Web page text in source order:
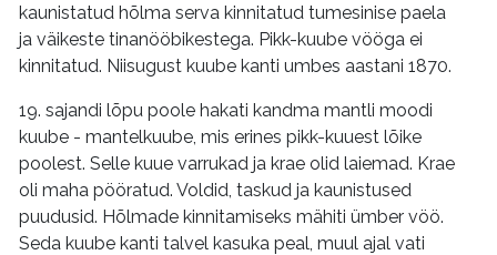
kaunistatud hõlma serva kinnitatud tumesinise paela
ja väikeste tinanööbikestega. Pikk-kuube vööga ei
kinnitatud. Niisugust kuube kanti umbes aastani 1870.
19. sajandi lõpu poole hakati kandma mantli moodi
kuube - mantelkuube, mis erines pikk-kuuest lõike
poolest. Selle kuue varrukad ja krae olid laiemad. Krae
oli maha pööratud. Voldid, taskud ja kaunistused
puudusid. Hõlmade kinnitamiseks mähiti ümber vöö.
Seda kuube kanti talvel kasuka peal, muul ajal vati